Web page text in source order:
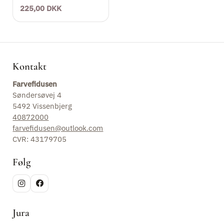
225,00 DKK
Kontakt
Farvefidusen
Søndersøvej 4
5492 Vissenbjerg
40872000
farvefidusen@outlook.com
CVR: 43179705
Følg
Jura